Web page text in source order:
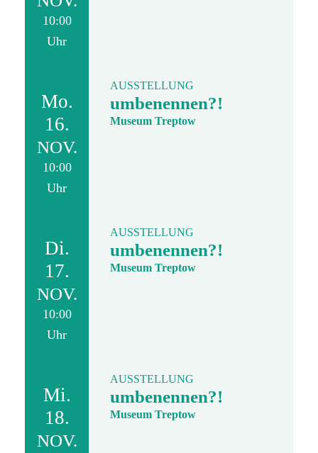
10:00
Uhr
Mo.
16.
NOV.
10:00
Uhr
AUSSTELLUNG
umbenennen?!
Museum Treptow
Di.
17.
NOV.
10:00
Uhr
AUSSTELLUNG
umbenennen?!
Museum Treptow
Mi.
18.
NOV.
AUSSTELLUNG
umbenennen?!
Museum Treptow